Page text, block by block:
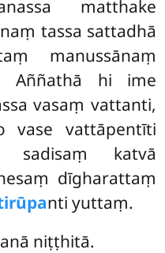
matthake
tassa sattadhā
manussānaṃ
Aññathā hi ime
vasaṃ vattanti,
vase vattāpentīti
sadisaṃ katvā
dīgharattaṃ
nti yuttaṃ.
niṭṭhitā.